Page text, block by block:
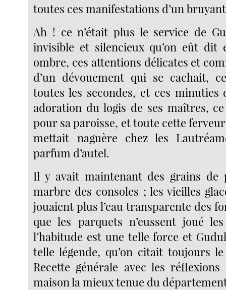
toutes ces manifestations d’un
Ah ! ce n’était plus le service de
invisible et silencieux qu’on eût dit
ombre, ces attentions délicates et
d’un dévouement qui se cachait,
toutes les secondes, et ces
adoration du logis de ses maîtres,
pour sa paroisse, et toute cette
mettait naguère chez les
parfum d’autel.
Il y avait maintenant des grains de
marbre des consoles ; les vieilles
jouaient plus l’eau transparente des
que les parquets n’eussent joué
l’habitude est une telle force et
telle légende, qu’on citait toujours
Recette générale avec les
maison la mieux tenue du